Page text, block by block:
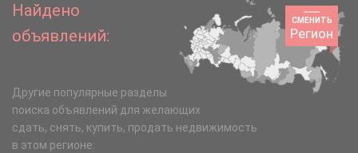
СМЕНИТЬ
Регион
Найдено
объявлений:
Другие популярные разделы
поиска объявлений для желающих
сдать, снять, купить, продать недвижимость
в этом регионе: